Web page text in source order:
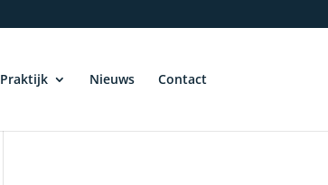
Praktijk Nieuws Contact